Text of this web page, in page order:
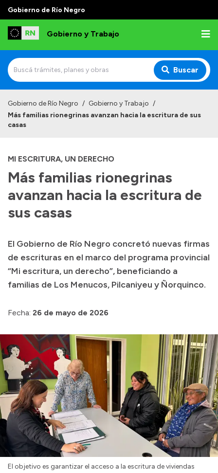
Gobierno de Río Negro
Gobierno y Trabajo
Buscar
Institucional
Autoridades, Áreas y Organismos
Delegaciones
Normativa
Presupuesto
Boletín Oficial
Compras y licitaciones
Consulta de pago a proveedores
Intranet
Login
Gobierno de Río Negro / Gobierno y Trabajo /
Más familias rionegrinas avanzan hacia la escritura de sus
casas
MI ESCRITURA, UN DERECHO
Más familias rionegrinas
avanzan hacia la escritura de
sus casas
El Gobierno de Río Negro concretó nuevas firmas
de escrituras en el marco del programa provincial
“Mi escritura, un derecho”, beneficiando a
familias de Los Menucos, Pilcaniyeu y Ñorquinco.
Fecha: 26 de mayo de 2026
El objetivo es garantizar el acceso a la escritura de viviendas